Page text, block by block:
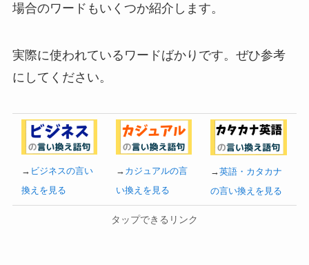
場合のワードもいくつか紹介します。
実際に使われているワードばかりです。ぜひ参考
にしてください。
→ ビジネスの言い
換えを見る
→ カジュアルの言
い換えを見る
→英語・カタカナ
の言い換えを見る
タップできるリンク